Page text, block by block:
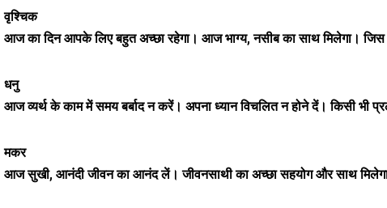
वृश्चिक
आज का दिन आपके लिए बहुत अच्छा रहेगा। आज भाग्य, नसीब का साथ मिलेगा।
धनु
आज व्यर्थ के काम में समय बर्बाद न करें। अपना ध्यान विचलित न होने दें। किसी भी
मकर
आज सुखी, आनंदी जीवन का आनंद लें। जीवनसाथी का अच्छा सहयोग और साथ